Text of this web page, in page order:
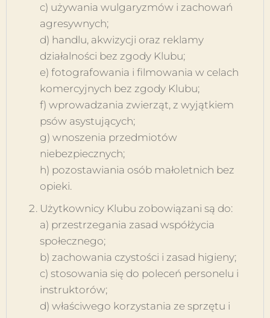
c) używania wulgaryzmów i zachowań
agresywnych;
d) handlu, akwizycji oraz reklamy
działalności bez zgody Klubu;
e) fotografowania i filmowania w celach
komercyjnych bez zgody Klubu;
f) wprowadzania zwierząt, z wyjątkiem
psów asystujących;
g) wnoszenia przedmiotów
niebezpiecznych;
h) pozostawiania osób małoletnich bez
opieki.
Użytkownicy Klubu zobowiązani są do:
a) przestrzegania zasad współżycia
społecznego;
b) zachowania czystości i zasad higieny;
c) stosowania się do poleceń personelu i
instruktorów;
d) właściwego korzystania ze sprzętu i